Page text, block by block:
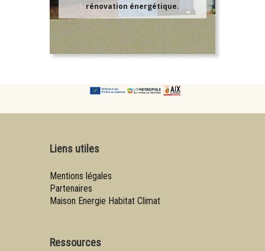
rénovation énergétique.
Liens utiles
Mentions légales
Partenaires
Maison Energie Habitat Climat
Ressources